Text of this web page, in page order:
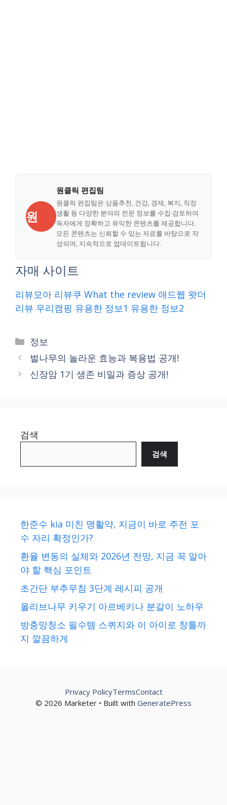
원
원클릭 편집팀
원클릭 편집팀은 상품추천, 건강, 경제, 복지, 직장
생활 등 다양한 분야의 전문 정보를 수집·검토하여
독자에게 정확하고 유익한 콘텐츠를 제공합니다.
모든 콘텐츠는 신뢰할 수 있는 자료를 바탕으로 작
성되며, 지속적으로 업데이트됩니다.
자매 사이트
리뷰모아 리뷰쿠 What the review 애드웹 왓더
리뷰 우리캠핑 유용한 정보1 유용한 정보2
Categories
정보
벌나무의 놀라운 효능과 복용법 공개!
신장암 1기 생존 비밀과 증상 공개!
검색
검색
한준수 kia 미친 맹활약, 지금이 바로 주전 포
수 자리 확정인가?
환율 변동의 실체와 2026년 전망, 지금 꼭 알아
야 할 핵심 포인트
초간단 부추무침 3단계 레시피 공개
올리브나무 키우기 아르베키나 분갈이 노하우
방충망청소 필수템 스퀴지와 이 아이로 창틀까
지 깔끔하게
© 2026 Marketer • Built with GeneratePress
Privacy PolicyTermsContact